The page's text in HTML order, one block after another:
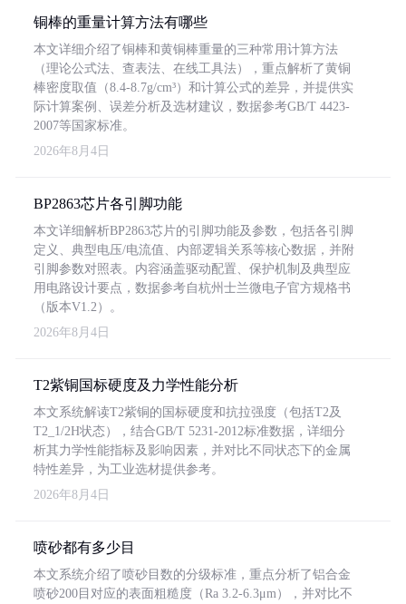
铜棒的重量计算方法有哪些
本文详细介绍了铜棒和黄铜棒重量的三种常用计算方法
（理论公式法、查表法、在线工具法），重点解析了黄铜
棒密度取值（8.4-8.7g/cm³）和计算公式的差异，并提供实
际计算案例、误差分析及选材建议，数据参考GB/T 4423-
2007等国家标准。
2026年8月4日
BP2863芯片各引脚功能
本文详细解析BP2863芯片的引脚功能及参数，包括各引脚
定义、典型电压/电流值、内部逻辑关系等核心数据，并附
引脚参数对照表。内容涵盖驱动配置、保护机制及典型应
用电路设计要点，数据参考自杭州士兰微电子官方规格书
（版本V1.2）。
2026年8月4日
T2紫铜国标硬度及力学性能分析
本文系统解读T2紫铜的国标硬度和抗拉强度（包括T2及
T2_1/2H状态），结合GB/T 5231-2012标准数据，详细分
析其力学性能指标及影响因素，并对比不同状态下的金属
特性差异，为工业选材提供参考。
2026年8月4日
喷砂都有多少目
本文系统介绍了喷砂目数的分级标准，重点分析了铝合金
喷砂200目对应的表面粗糙度（Ra 3.2-6.3μm），并对比不